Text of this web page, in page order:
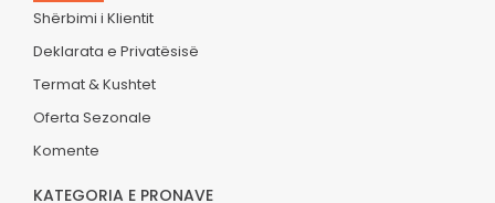
Shërbimi i Klientit
Deklarata e Privatësisë
Termat & Kushtet
Oferta Sezonale
Komente
KATEGORIA E PRONAVE